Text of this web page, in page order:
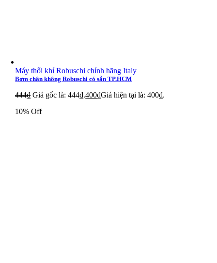
Máy thổi khí Robuschi chính hãng Italy
Bơm chân không Robuschi có sẵn TP.HCM
444₫ Giá gốc là: 444₫.400₫Giá hiện tại là: 400₫.
10% Off